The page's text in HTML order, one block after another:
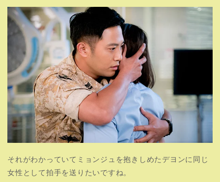
それがわかっていてミョンジュを抱きしめたデヨンに同じ
女性として拍手を送りたいですね。